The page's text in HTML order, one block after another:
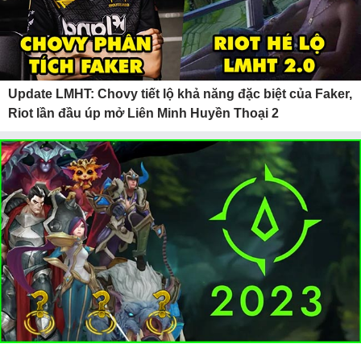
Update LMHT: Chovy tiết lộ khả năng đặc biệt của Faker,
Riot lần đầu úp mở Liên Minh Huyền Thoại 2